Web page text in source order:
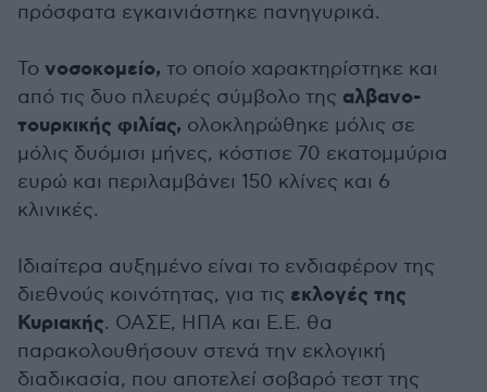
πρόσφατα εγκαινιάστηκε πανηγυρικά.
Το νοσοκομείο, το οποίο χαρακτηρίστηκε και
από τις δυο πλευρές σύμβολο της αλβανο-
τουρκικής φιλίας, ολοκληρώθηκε μόλις σε
μόλις δυόμισι μήνες, κόστισε 70 εκατομμύρια
ευρώ και περιλαμβάνει 150 κλίνες και 6
κλινικές.
Ιδιαίτερα αυξημένο είναι το ενδιαφέρον της
διεθνούς κοινότητας, για τις εκλογές της
Κυριακής. ΟΑΣΕ, ΗΠΑ και Ε.Ε. θα
παρακολουθήσουν στενά την εκλογική
διαδικασία, που αποτελεί σοβαρό τεστ της